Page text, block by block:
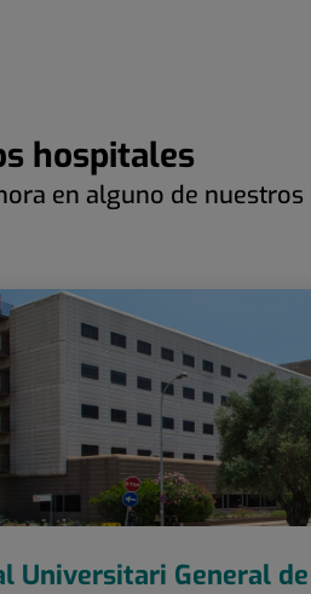
hospitales
en alguno de
Universitari General